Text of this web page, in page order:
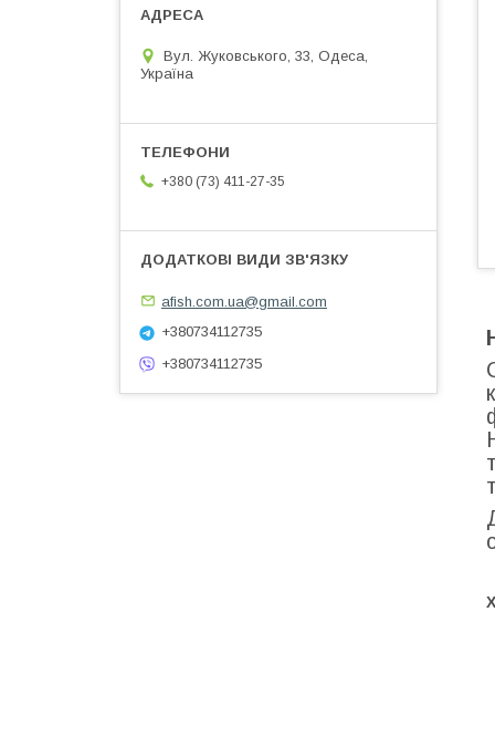
Вул. Жуковського, 33, Одеса,
Україна
+380 (73) 411-27-35
afish.com.ua@gmail.com
+380734112735
+380734112735